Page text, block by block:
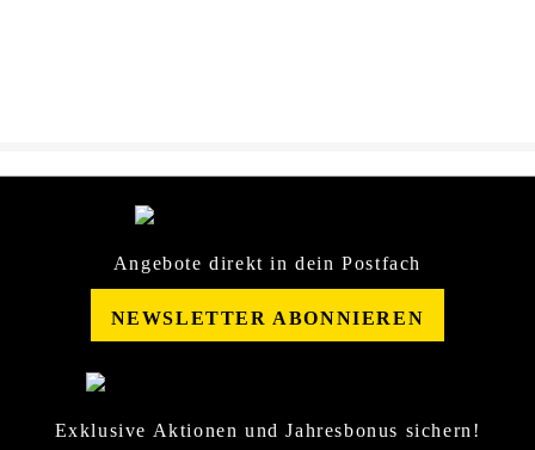
Angebote direkt in dein Postfach
NEWSLETTER ABONNIEREN
Exklusive Aktionen und Jahresbonus sichern!